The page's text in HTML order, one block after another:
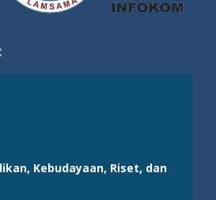
Kebudayaan, Riset, dan